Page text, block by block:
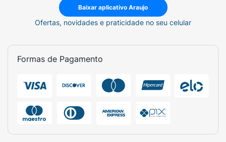
Baixar aplicativo Araujo
Ofertas, novidades e praticidade no seu celular
Formas de Pagamento